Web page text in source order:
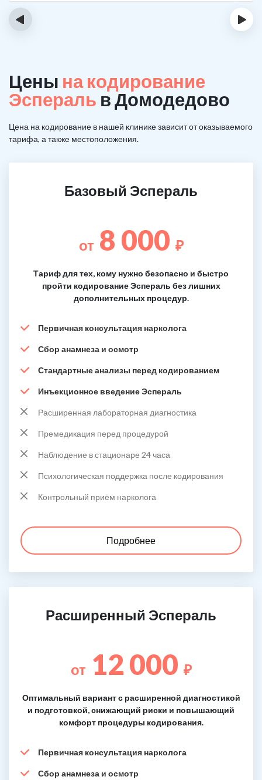
‹ ›
Цены на кодирование
Эспераль в Домодедово
Цена на кодирование в нашей клинике зависит от оказываемого
тарифа, а также местоположения.
Базовый Эспераль
от 8 000 ₽
Тариф для тех, кому нужно безопасно и быстро
пройти кодирование Эспераль без лишних
дополнительных процедур.
Первичная консультация нарколога
Сбор анамнеза и осмотр
Стандартные анализы перед кодированием
Инъекционное введение Эспераль
Расширенная лабораторная диагностика
Премедикация перед процедурой
Наблюдение в стационаре 24 часа
Психологическая поддержка после кодирования
Контрольный приём нарколога
Подробнее
Расширенный Эспераль
от 12 000 ₽
Оптимальный вариант с расширенной диагностикой
и подготовкой, снижающий риски и повышающий
комфорт процедуры кодирования.
Первичная консультация нарколога
Сбор анамнеза и осмотр